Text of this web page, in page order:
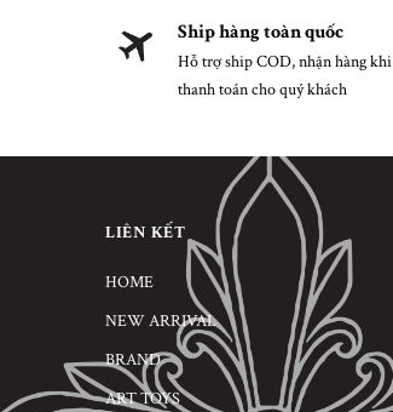
Ship hàng toàn quốc
Hỗ trợ ship COD, nhận hàng khi
thanh toán cho quý khách
LIÊN KẾT
HOME
NEW ARRIVAL
BRAND
ART TOYS